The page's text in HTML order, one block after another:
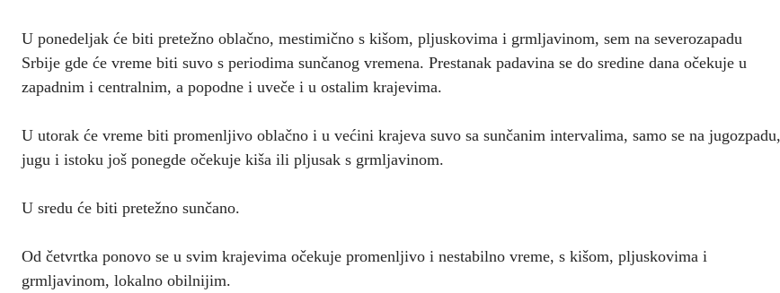
U ponedeljak će biti pretežno oblačno, mestimično s kišom, pljuskovima i grmljavinom, sem na severozapadu
Srbije gde će vreme biti suvo s periodima sunčanog vremena. Prestanak padavina se do sredine dana očekuje u
zapadnim i centralnim, a popodne i uveče i u ostalim krajevima.
U utorak će vreme biti promenljivo oblačno i u većini krajeva suvo sa sunčanim intervalima, samo se na jugozpadu,
jugu i istoku još ponegde očekuje kiša ili pljusak s grmljavinom.
U sredu će biti pretežno sunčano.
Od četvrtka ponovo se u svim krajevima očekuje promenljivo i nestabilno vreme, s kišom, pljuskovima i
grmljavinom, lokalno obilnijim.